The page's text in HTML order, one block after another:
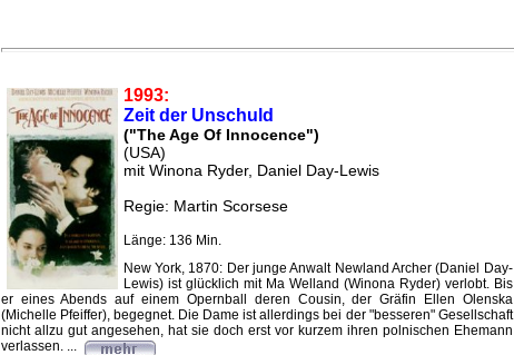
1993:
Zeit der Unschuld
("The Age Of Innocence")
(USA)
mit Winona Ryder, Daniel Day-Lewis
Regie: Martin Scorsese
Länge: 136 Min.
New York, 1870: Der junge Anwalt Newland Archer (Daniel Day-
Lewis) ist glücklich mit Ma Welland (Winona Ryder) verlobt. Bis
er eines Abends auf einem Opernball deren Cousin, der Gräfin Ellen Olenska
(Michelle Pfeiffer), begegnet. Die Dame ist allerdings bei der "besseren" Gesellschaft
nicht allzu gut angesehen, hat sie doch erst vor kurzem ihren polnischen Ehemann
verlassen. ...